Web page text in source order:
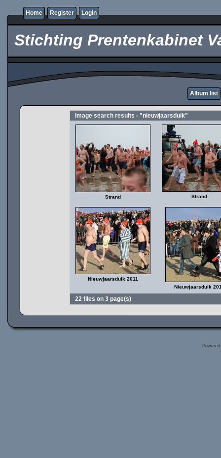
Home Register Login
Stichting Prentenkabinet
Album list
Image search results - "nieuwjaarsduik"
Strand Strand
Nieuwjaarsduik 2011
Nieuwjaarsduik
22 files on 3 page(s)